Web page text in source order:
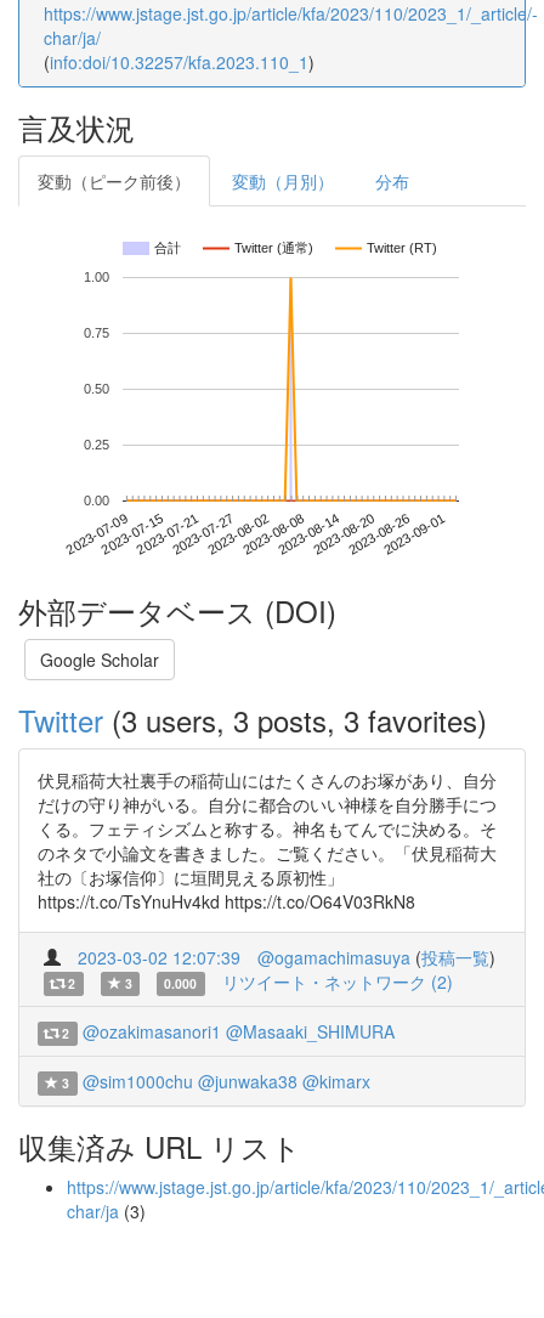
https://www.jstage.jst.go.jp/article/kfa/2023/110/2023_1/_article/-
char/ja/
(info:doi/10.32257/kfa.2023.110_1)
言及状況
変動（ピーク前後） 変動（月別） 分布
合計 Twitter (通常) Twitter (RT)
2023-07-092023-07-152023-07-212023-07-272023-08-022023-08-082023-08-142023-08-202023-08-262023-09-01
0.00
0.25
0.50
0.75
1.00
外部データベース (DOI)
Google Scholar
Twitter (3 users, 3 posts, 3 favorites)
伏見稲荷大社裏手の稲荷山にはたくさんのお塚があり、自分
だけの守り神がいる。自分に都合のいい神様を自分勝手につ
くる。フェティシズムと称する。神名もてんでに決める。そ
のネタで小論文を書きました。ご覧ください。「伏見稲荷大
社の〔お塚信仰〕に垣間見える原初性」
https://t.co/TsYnuHv4kd https://t.co/O64V03RkN8
2023-03-02 12:07:39 @ogamachimasuya (投稿一覧)
2 3 0.000 リツイート・ネットワーク (2)
2 @ozakimasanori1 @Masaaki_SHIMURA
3 @sim1000chu @junwaka38 @kimarx
収集済み URL リスト
https://www.jstage.jst.go.jp/article/kfa/2023/110/2023_1/
char/ja (3)